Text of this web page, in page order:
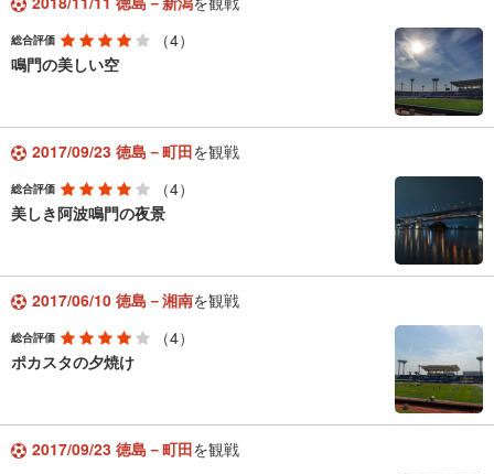
総合評価
（4）
鳴門の美しい空
2017/09/23 徳島－町田を観戦
総合評価
（4）
美しき阿波鳴門の夜景
2017/06/10 徳島－湘南を観戦
総合評価
（4）
ポカスタの夕焼け
2017/09/23 徳島－町田を観戦